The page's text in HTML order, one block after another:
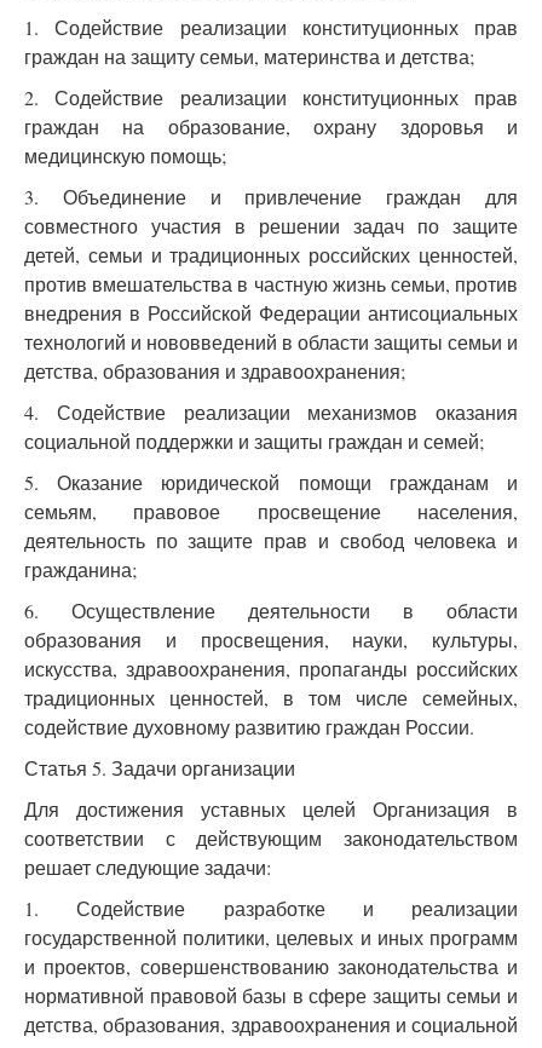
1. Содействие реализации конституционных прав
граждан на защиту семьи, материнства и детства;
2. Содействие реализации конституционных прав
граждан на образование, охрану здоровья и
медицинскую помощь;
3. Объединение и привлечение граждан для
совместного участия в решении задач по защите
детей, семьи и традиционных российских ценностей,
против вмешательства в частную жизнь семьи, против
внедрения в Российской Федерации антисоциальных
технологий и нововведений в области защиты семьи и
детства, образования и здравоохранения;
4. Содействие реализации механизмов оказания
социальной поддержки и защиты граждан и семей;
5. Оказание юридической помощи гражданам и
семьям, правовое просвещение населения,
деятельность по защите прав и свобод человека и
гражданина;
6. Осуществление деятельности в области
образования и просвещения, науки, культуры,
искусства, здравоохранения, пропаганды российских
традиционных ценностей, в том числе семейных,
содействие духовному развитию граждан России.
Статья 5. Задачи организации
Для достижения уставных целей Организация в
соответствии с действующим законодательством
решает следующие задачи:
1. Содействие разработке и реализации
государственной политики, целевых и иных программ
и проектов, совершенствованию законодательства и
нормативной правовой базы в сфере защиты семьи и
детства, образования, здравоохранения и социальной